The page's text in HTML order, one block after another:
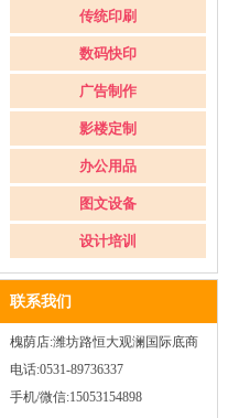
传统印刷
数码快印
广告制作
影楼定制
办公用品
图文设备
设计培训
联系我们
槐荫店:潍坊路恒大观澜国际底商
电话:0531-89736337
手机/微信:15053154898